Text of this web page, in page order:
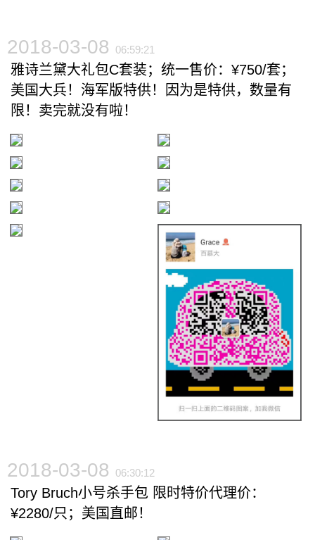
2018-03-08 06:59:21
雅诗兰黛大礼包C套装；统一售价：¥750/套；
美国大兵！海军版特供！因为是特供，数量有
限！卖完就没有啦！
2018-03-08 06:30:12
Tory Bruch小号杀手包 限时特价代理价：
¥2280/只；美国直邮！